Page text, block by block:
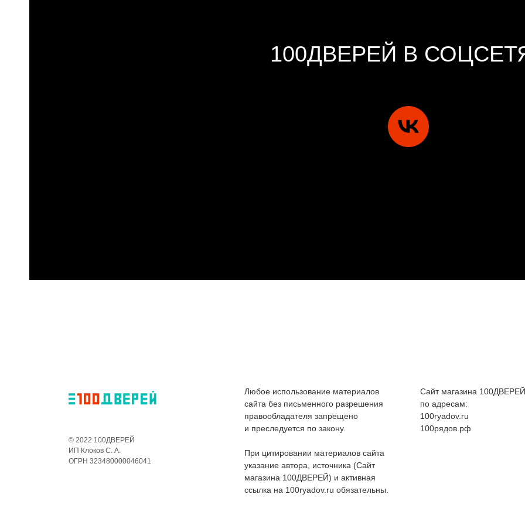
100ДВЕРЕЙ В
© 2022 100ДВЕРЕЙ
ИП Клоков С. А.
ОГРН 323480000046041
Любое использование материалов
сайта без письменного разрешения
правообладателя запрещено
и преследуется по закону.
При цитировании материалов сайта
указание автора, источника (Сайт
магазина 100ДВЕРЕЙ) и активная
ссылка на 100ryadov.ru обязательны.
Сайт магазина
по адресам:
100ryadov.ru
100рядов.рф